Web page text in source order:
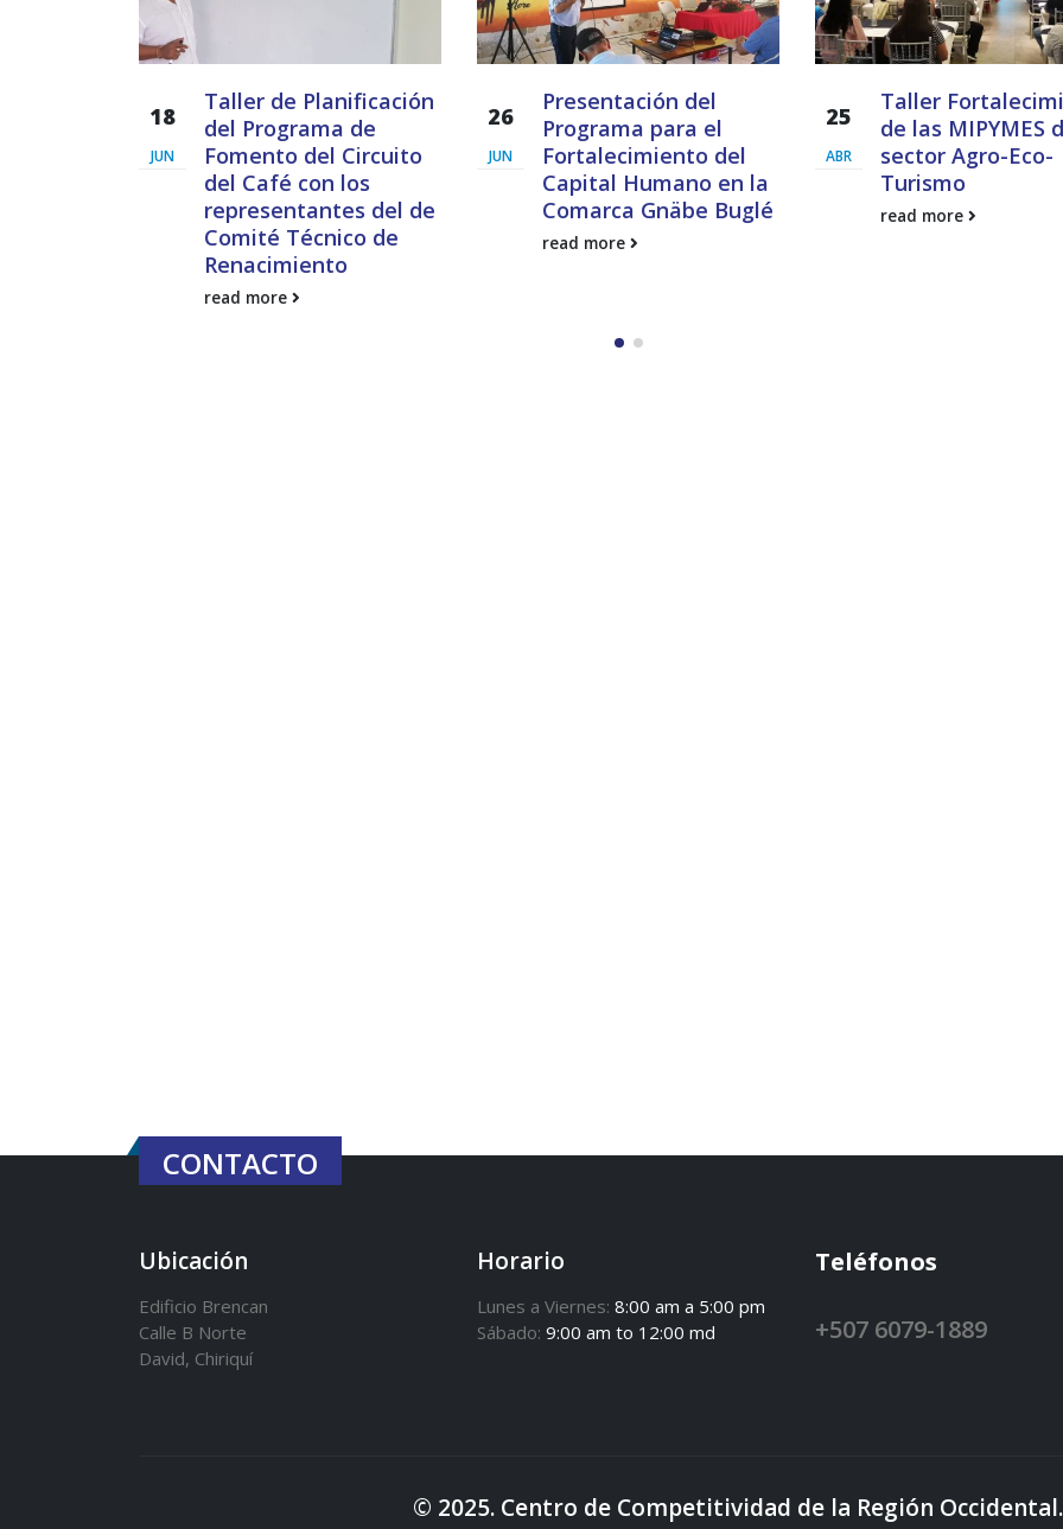
18
JUN
Taller de Planificación
del Programa de
Fomento del Circuito
del Café con los
representantes del de
Comité Técnico de
Renacimiento
read more
26
JUN
Presentación del
Programa para el
Fortalecimiento del
Capital Humano en la
Comarca Gnäbe Buglé
read more
25
ABR
Taller
de las MIPYMES
sector Agro-Eco-
Turismo
read more
CONTACTO
Ubicación
Edificio Brencan
Calle B Norte
David, Chiriquí
Horario
Lunes a Viernes: 8:00 am a 5:00 pm
Sábado: 9:00 am to 12:00 md
Teléfonos
+507 6079-1889
© 2025. Centro de Competitividad de la Región Occidental.